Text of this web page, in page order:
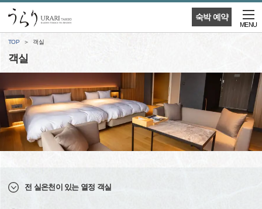
숙박 예약
MENU
TOP 객실
객실
전 실온천이 있는 열정 객실